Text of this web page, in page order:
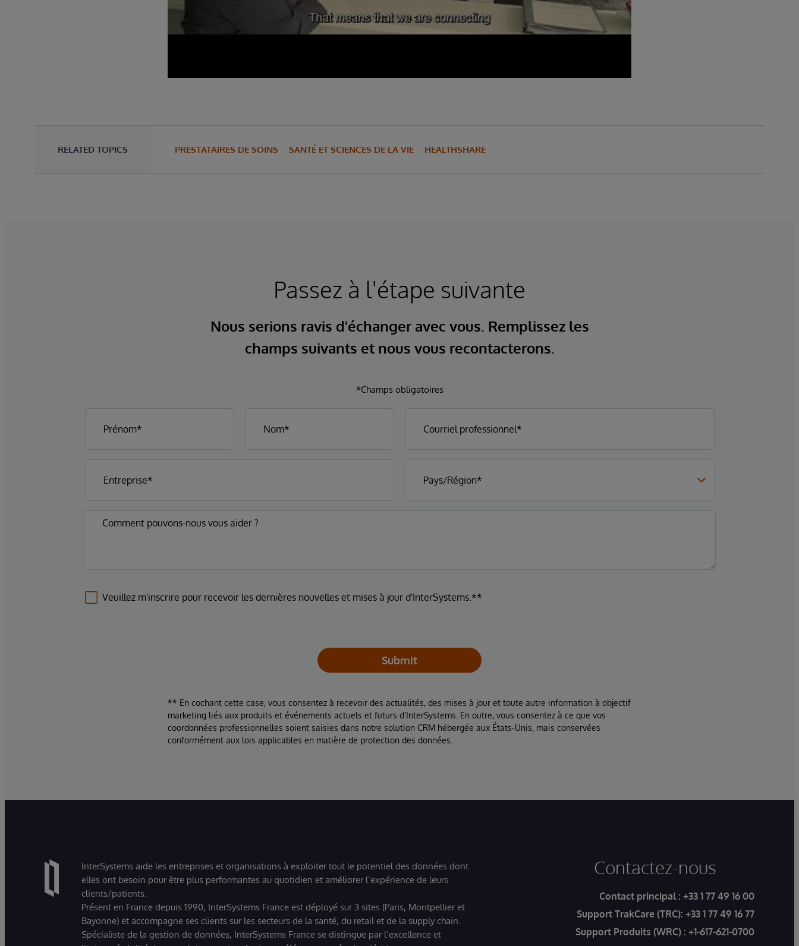
RELATED TOPICS PRESTATAIRES DE SOINS SANTÉ ET SCIENCES DE LA VIE HEALTHSHARE
Passez à l'étape suivante
Nous serions ravis d'échanger avec vous. Remplissez les
champs suivants et nous vous recontacterons.
*Champs obligatoires
Veuillez m'inscrire pour recevoir les dernières nouvelles et mises à jour d'InterSystems.**
Submit
** En cochant cette case, vous consentez à recevoir des actualités, des mises à jour et toute autre information à objectif
marketing liés aux produits et événements actuels et futurs d'InterSystems. En outre, vous consentez à ce que vos
coordonnées professionnelles soient saisies dans notre solution CRM hébergée aux États-Unis, mais conservées
conformément aux lois applicables en matière de protection des données.
InterSystems aide les entreprises et organisations à exploiter tout le potentiel des données dont
elles ont besoin pour être plus performantes au quotidien et améliorer l’expérience de leurs
clients/patients.
Présent en France depuis 1990, InterSystems France est déployé sur 3 sites (Paris, Montpellier et
Bayonne) et accompagne ses clients sur les secteurs de la santé, du retail et de la supply chain.
Spécialiste de la gestion de données, InterSystems France se distingue par l’excellence et
Contactez-nous
Contact principal : +33 1 77 49 16 00
Support TrakCare (TRC): +33 1 77 49 16 77
Support Produits (WRC) : +1-617-621-0700